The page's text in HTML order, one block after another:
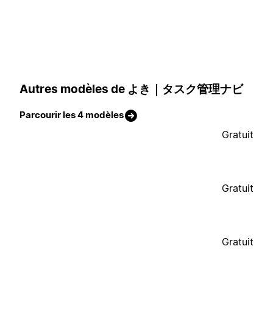
Autres modèles de よき｜タスク管理ナビ
Parcourir les 4 modèles
Gratuit
Gratuit
Gratuit